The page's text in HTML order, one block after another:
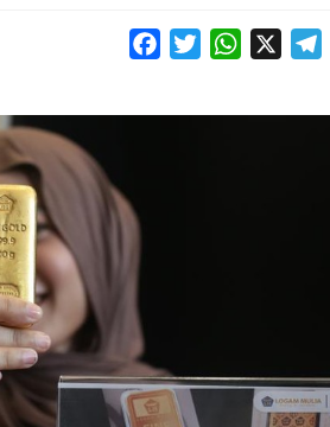
FacebookTwitterWhatsApp